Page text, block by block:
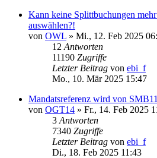
Kann keine Splittbuchungen
auswählen?!
von OWL » Mi., 12. Feb 2025
12 Antworten
11190 Zugriffe
Letzter Beitrag von ebi_f
Mo., 10. Mär 2025 15:47
Mandatsreferenz wird von
von OGT14 » Fr., 14. Feb 2025
3 Antworten
7340 Zugriffe
Letzter Beitrag von ebi_f
Di., 18. Feb 2025 11:43